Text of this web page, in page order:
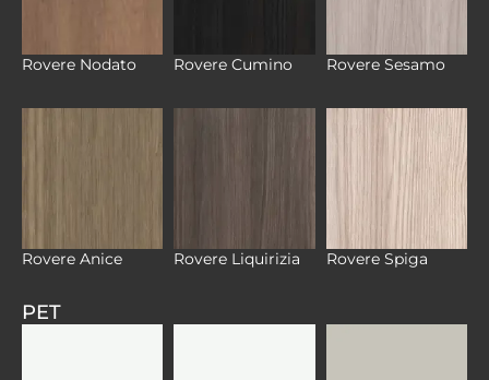
Rovere Nodato Rovere Cumino Rovere Sesamo
Rovere Anice Rovere Liquirizia Rovere Spiga
PET